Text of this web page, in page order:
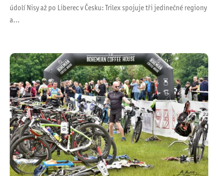
údolí Nisy až po Liberec v Česku: Trilex spojuje tři jedinečné regiony
a…